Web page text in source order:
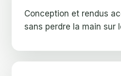
Conception et rendus
sans perdre la main sur